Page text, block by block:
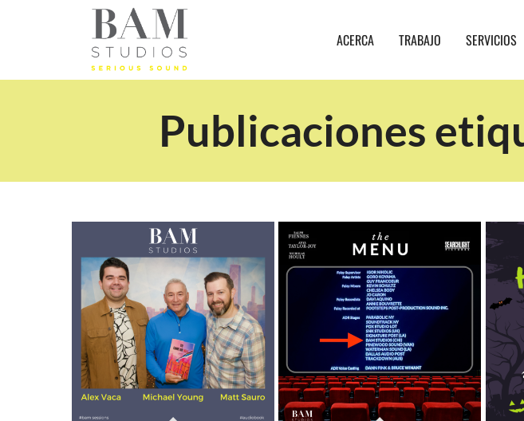
ACERCA TRABAJO SERVICIOS
Publicaciones